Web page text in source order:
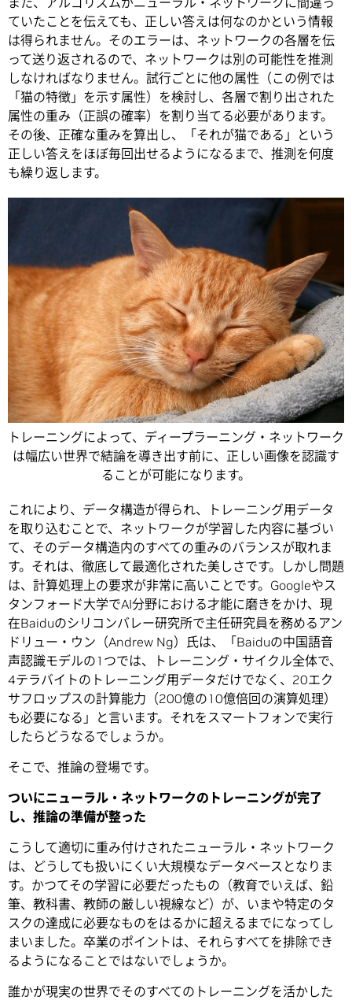
ていたことを伝えても、正しい答えは何なのかという情報
は得られません。そのエラーは、ネットワークの各層を伝
って送り返されるので、ネットワークは別の可能性を推測
しなければなりません。試行ごとに他の属性（この例では
「猫の特徴」を示す属性）を検討し、各層で割り出された
属性の重み（正誤の確率）を割り当てる必要があります。
その後、正確な重みを算出し、「それが猫である」という
正しい答えをほぼ毎回出せるようになるまで、推測を何度
も繰り返します。
トレーニングによって、ディープラーニング・ネットワーク
は幅広い世界で結論を導き出す前に、正しい画像を認識す
ることが可能になります。
これにより、データ構造が得られ、トレーニング用データ
を取り込むことで、ネットワークが学習した内容に基づい
て、そのデータ構造内のすべての重みのバランスが取れま
す。それは、徹底して最適化された美しさです。しかし問題
は、計算処理上の要求が非常に高いことです。Googleやス
タンフォード大学でAI分野における才能に磨きをかけ、現
在Baiduのシリコンバレー研究所で主任研究員を務めるアン
ドリュー・ウン（Andrew Ng）氏は、「Baiduの中国語音
声認識モデルの1つでは、トレーニング・サイクル全体で、
4テラバイトのトレーニング用データだけでなく、20エク
サフロップスの計算能力（200億の10億倍回の演算処理）
も必要になる」と言います。それをスマートフォンで実行
したらどうなるでしょうか。
そこで、推論の登場です。
ついにニューラル・ネットワークのトレーニングが完了
し、推論の準備が整った
こうして適切に重み付けされたニューラル・ネットワーク
は、どうしても扱いにくい大規模なデータベースとなりま
す。かつてその学習に必要だったもの（教育でいえば、鉛
筆、教科書、教師の厳しい視線など）が、いまや特定のタ
スクの達成に必要なものをはるかに超えるまでになってし
まいました。卒業のポイントは、それらすべてを排除でき
るようになることではないでしょうか。
誰かが現実の世界でそのすべてのトレーニングを活かした